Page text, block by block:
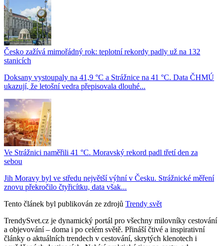
Česko zažívá mimořádný rok: teplotní rekordy padly už na 132
stanicích
Doksany vystoupaly na 41,9 °C a Strážnice na 41 °C. Data ČHMÚ
ukazují, že letošní vedra přepisovala dlouhé...
Ve Strážnici naměřili 41 °C. Moravský rekord padl třetí den za
sebou
Jih Moravy byl ve středu největší výhní v Česku. Strážnické měření
znovu překročilo čtyřicítku, data však...
Tento článek byl publikován ze zdrojů Trendy svět
TrendySvet.cz je dynamický portál pro všechny milovníky cestování
a objevování – doma i po celém světě. Přináší čtivé a inspirativní
články o aktuálních trendech v cestování, skrytých klenotech i